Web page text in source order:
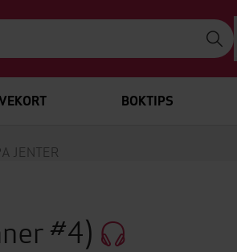
BOKTIPS
JENTER
#4)